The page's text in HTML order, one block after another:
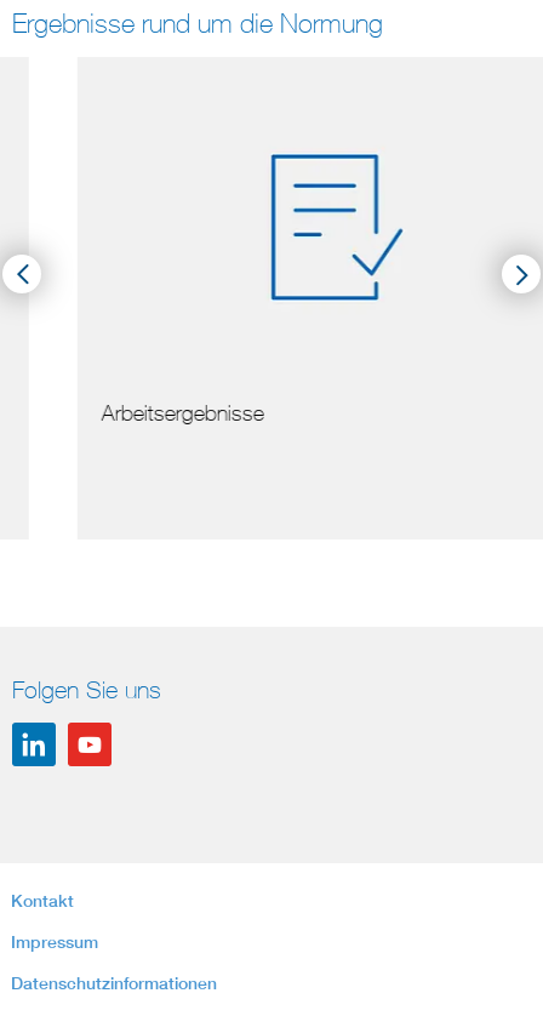
Ergebnisse rund um die Normung
Arbeitsergebnisse
Folgen Sie uns
Kontakt
Impressum
Datenschutzinformationen